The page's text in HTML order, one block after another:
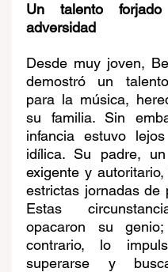
Un talento
adversidad
Desde muy joven,
demostró un
para la música,
su familia. Sin
infancia estuvo
idílica. Su padre,
exigente y
estrictas jornadas de
Estas
opacaron su
contrario, lo
superarse y